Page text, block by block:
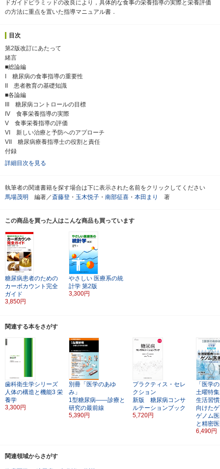
ドガイドピラミッドの改良により，具体的な食事の栄養指導の実際と栄養評価
の方法に重点を置いた指導マニュアル書．
目次
第2版改訂にあたって
緒言
■総論編
I 糖尿病の食事指導の重要性
II 患者教育の基礎知識
■各論編
III 糖尿病コントロールの目標
IV 食事栄養指導の実際
V 食事栄養指導の評価
VI 新しい治療と予防へのアプローチ
VII 糖尿病療養指導士の役割と責任
付録
詳細目次を見る
執筆者の関連書籍を探す場合は下に表示された名前をクリックしてください
馬場茂明
編著／斎藤登 ・ 玉木悦子 ・ 南部征喜 ・ 本田まり 著
この商品を買った人はこんな商品も買っています
糖尿病患者のための
カーボカウント完全
ガイド
3,850円
やさしい 医療系の統
計学 第2版
3,300円
関連する本をさがす
歯科衛生学シリーズ
人体の構造と機能3 栄
養学
3,300円
別冊「医学のあゆ
み」
1型糖尿病――診療と
研究の最前線
5,390円
プラクティス・セレ
クション
新版 糖尿病コンサ
ルテーションブック
5,720円
「医学
土曜特
生活習
向けた
ゲノム
と精密
6,490円
関連領域からさがす